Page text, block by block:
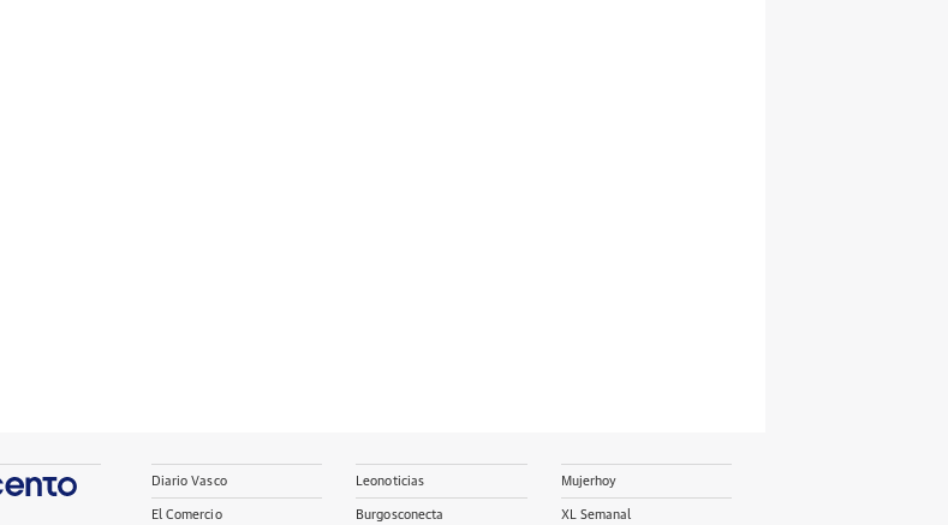
Diario Vasco
El Comercio
Leonoticias
Burgosconecta
Mujerhoy
XL Semanal